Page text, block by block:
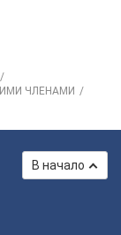
ЧЛЕНАМИ
В начало